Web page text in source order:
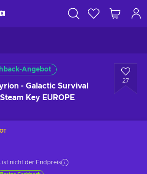
Angebot
- Galactic Survival
Key EUROPE
27
ist nicht der Endpreis